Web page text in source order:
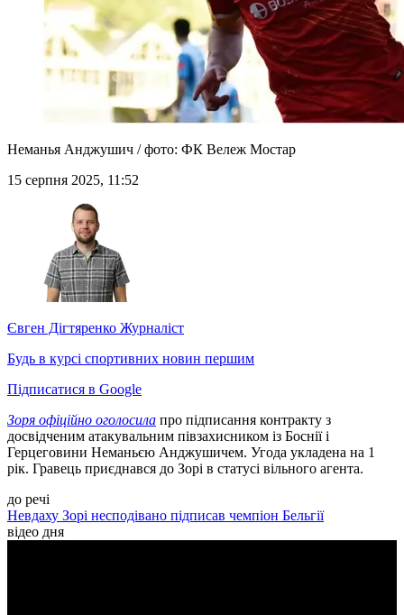
Неманья Анджушич / фото: ФК Вележ Мостар
15 серпня 2025, 11:52
Євген Дігтяренко Журналіст
Будь в курсі спортивних новин першим
Підписатися в Google
Зоря офіційно оголосила про підписання контракту з
досвідченим атакувальним півзахисником із Боснії і
Герцеговини Неманьєю Анджушичем. Угода укладена на 1
рік. Гравець приєднався до Зорі в статусі вільного агента.
до речі
Невдаху Зорі несподівано підписав чемпіон Бельгії
відео дня